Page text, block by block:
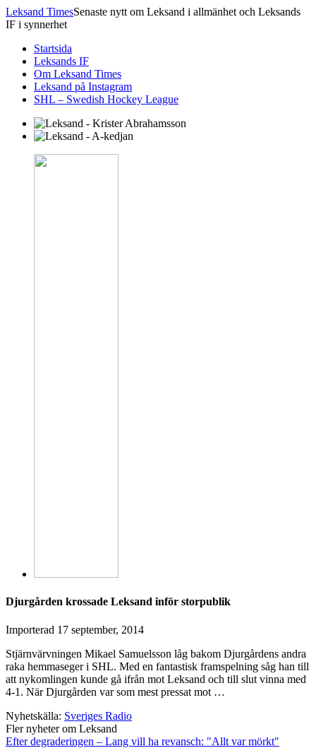
Leksand TimesSenaste nytt om Leksand i allmänhet och Leksands
IF i synnerhet
Startsida
Leksands IF
Om Leksand Times
Leksand på Instagram
SHL – Swedish Hockey League
Djurgården krossade Leksand inför storpublik
Importerad 17 september, 2014
Stjärnvärvningen Mikael Samuelsson låg bakom Djurgårdens andra
raka hemmaseger i SHL. Med en fantastisk framspelning såg han till
att nykomlingen kunde gå ifrån mot Leksand och till slut vinna med
4-1. När Djurgården var som mest pressat mot …
Nyhetskälla: Sveriges Radio
Fler nyheter om Leksand
Efter degraderingen – Lang vill ha revansch: "Allt var mörkt"